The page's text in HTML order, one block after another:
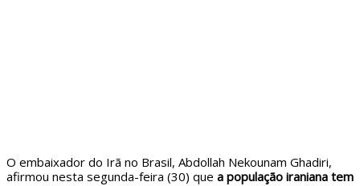
O embaixador do Irã no Brasil, Abdollah Nekounam Ghadiri,
afirmou nesta segunda-feira (30) que a população iraniana tem